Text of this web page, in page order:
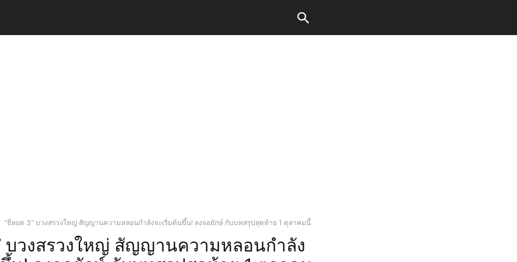
“ธี่หยด 3” บวงสรวงใหญ่ สัญญานความหลอนกำลังจะเริ่มต้นขึ้น! ลงจอยักษ์ กับบทสรุปสุดท้าย 1 ตุลาคมนี้
บวงสรวงใหญ่ สัญญานความหลอนกำลัง